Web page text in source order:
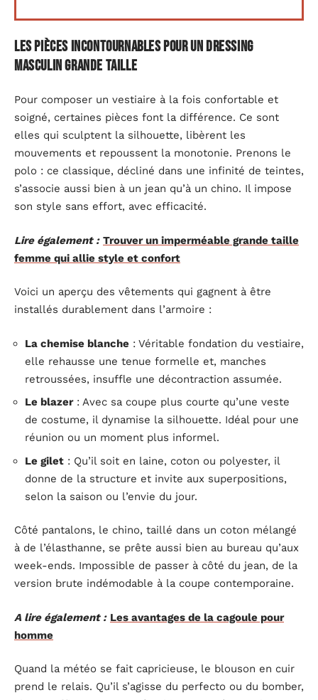
Les pièces incontournables pour un dressing
masculin grande taille
Pour composer un vestiaire à la fois confortable et
soigné, certaines pièces font la différence. Ce sont
elles qui sculptent la silhouette, libèrent les
mouvements et repoussent la monotonie. Prenons le
polo : ce classique, décliné dans une infinité de teintes,
s’associe aussi bien à un jean qu’à un chino. Il impose
son style sans effort, avec efficacité.
Lire également : Trouver un imperméable grande taille
femme qui allie style et confort
Voici un aperçu des vêtements qui gagnent à être
installés durablement dans l’armoire :
La chemise blanche : Véritable fondation du vestiaire,
elle rehausse une tenue formelle et, manches
retroussées, insuffle une décontraction assumée.
Le blazer: Avec sa coupe plus courte qu’une veste
de costume, il dynamise la silhouette. Idéal pour une
réunion ou un moment plus informel.
Le gilet : Qu’il soit en laine, coton ou polyester, il
donne de la structure et invite aux superpositions,
selon la saison ou l’envie du jour.
Côté pantalons, le chino, taillé dans un coton mélangé
à de l’élasthanne, se prête aussi bien au bureau qu’aux
week-ends. Impossible de passer à côté du jean, de la
version brute indémodable à la coupe contemporaine.
A lire également : Les avantages de la cagoule pour
homme
Quand la météo se fait capricieuse, le blouson en cuir
prend le relais. Qu’il s’agisse du perfecto ou du bomber,